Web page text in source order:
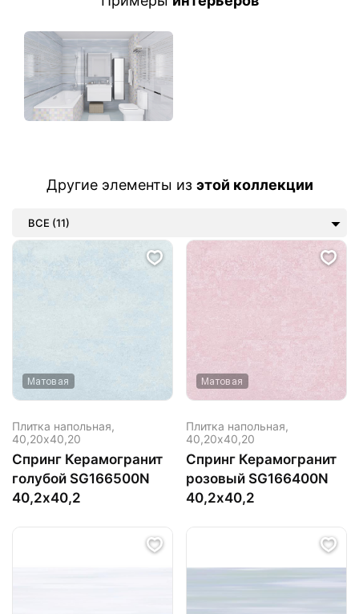
Другие элементы из этой коллекции
ВСЕ (11)
Матовая
Плитка напольная,
40,20х40,20
Спринг Керамогранит
голубой SG166500N
40,2х40,2
Матовая
Плитка напольная,
40,20х40,20
Спринг Керамогранит
розовый SG166400N
40,2х40,2